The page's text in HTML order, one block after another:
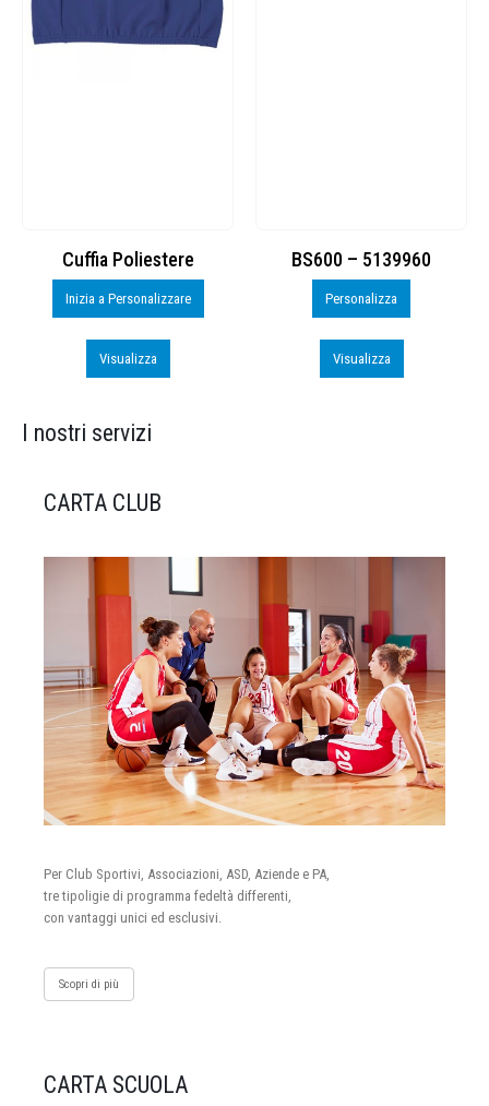
Cuffia Poliestere
Inizia a Personalizzare
Visualizza
BS600 – 5139960
Personalizza
Visualizza
I nostri servizi
CARTA CLUB
Per Club Sportivi, Associazioni, ASD, Aziende e PA,
tre tipoligie di programma fedeltà differenti,
con vantaggi unici ed esclusivi.
Scopri di più
CARTA SCUOLA